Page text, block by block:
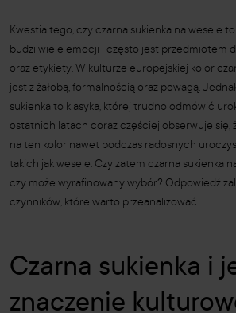
Kwestia tego, czy czarna sukienka na wesele
budzi wiele emocji i często jest przedmiotem
oraz etykiety. W kulturze europejskiej kolor
jest z żałobą, formalnością oraz powagą.
sukienka to klasyka, której trudno odmówić
ostatnich latach coraz częściej obserwuje się,
na ten kolor nawet podczas radosnych
takich jak wesele. Czy zatem czarna sukienka
czy może wyrafinowany wybór? Odpowiedź
czynników, które warto przeanalizować.
Czarna sukienka i
znaczenie